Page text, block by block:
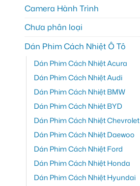
Camera Hành Trình
Chưa phân loại
Dán Phim Cách Nhiệt Ô Tô
Dán Phim Cách Nhiệt Acura
Dán Phim Cách Nhiệt Audi
Dán Phim Cách Nhiệt BMW
Dán Phim Cách Nhiệt BYD
Dán Phim Cách Nhiệt Chevrolet
Dán Phim Cách Nhiệt Daewoo
Dán Phim Cách Nhiệt Ford
Dán Phim Cách Nhiệt Honda
Dán Phim Cách Nhiệt Hyundai